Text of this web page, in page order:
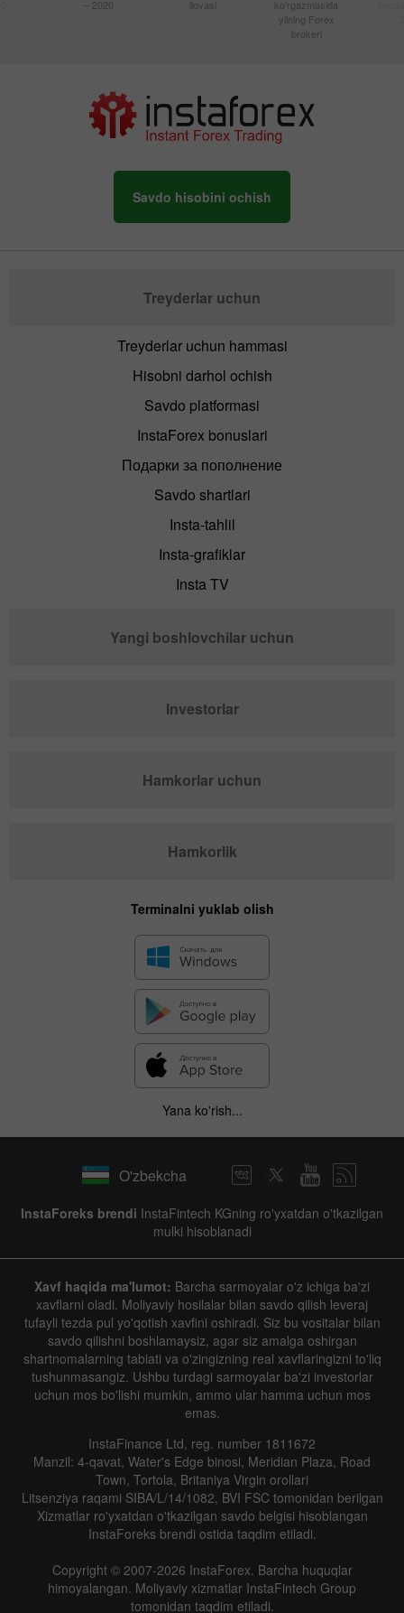
– 2020
ilovasi
ko'rgazmasida
yilning Forex
brokeri
Savdo hisobini ochish
Treyderlar uchun
Treyderlar uchun hammasi
Hisobni darhol ochish
Savdo platformasi
InstaForex bonuslari
Подарки за пополнение
Savdo shartlari
Insta-tahlil
Insta-grafiklar
Insta TV
Yangi boshlovchilar uchun
Investorlar
Hamkorlar uchun
Hamkorlik
Terminalni yuklab olish
Yana ko'rish...
O'zbekcha
InstaForeks brendi InstaFintech KGning ro'yxatdan o'tkazilgan
mulki hisoblanadi
Xavf haqida ma'lumot: Barcha sarmoyalar o'z ichiga ba'zi
xavflarni oladi. Moliyaviy hosilalar bilan savdo qilish leveraj
tufayli tezda pul yo'qotish xavfini oshiradi. Siz bu vositalar bilan
savdo qilishni boshlamaysiz, agar siz amalga oshirgan
shartnomalarning tabiati va o'zingizning real xavflaringizni to'liq
tushunmasangiz. Ushbu turdagi sarmoyalar ba'zi investorlar
uchun mos bo'lishi mumkin, ammo ular hamma uchun mos
emas.
InstaFinance Ltd, reg. number 1811672
Manzil: 4-qavat, Water's Edge binosi, Meridian Plaza, Road
Town, Tortola, Britaniya Virgin orollari
Litsenziya raqami SIBA/L/14/1082, BVI FSC tomonidan berilgan
Xizmatlar ro'yxatdan o'tkazilgan savdo belgisi hisoblangan
InstaForeks brendi ostida taqdim etiladi.
Copyright © 2007-2026 InstaForex. Barcha huquqlar
himoyalangan. Moliyaviy xizmatlar InstaFintech Group
tomonidan taqdim etiladi.